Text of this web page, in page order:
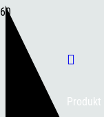
Produkt